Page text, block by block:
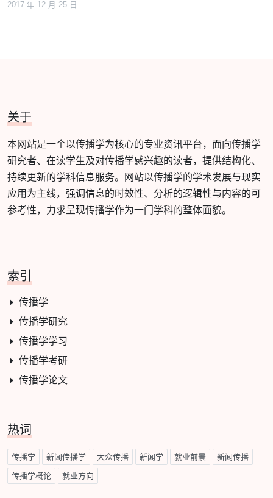
2017 年 12 月 25 日
关于
本网站是一个以传播学为核心的专业资讯平台，面向传播学
研究者、在读学生及对传播学感兴趣的读者，提供结构化、
持续更新的学科信息服务。网站以传播学的学术发展与现实
应用为主线，强调信息的时效性、分析的逻辑性与内容的可
参考性，力求呈现传播学作为一门学科的整体面貌。
索引
传播学
传播学研究
传播学学习
传播学考研
传播学论文
热词
传播学 新闻传播学 大众传播 新闻学 就业前景 新闻传播
传播学概论 就业方向